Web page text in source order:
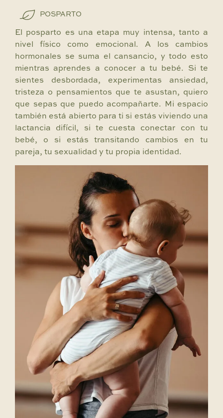
POSPARTO
El posparto es una etapa muy intensa, tanto a
nivel físico como emocional. A los cambios
hormonales se suma el cansancio, y todo esto
mientras aprendes a conocer a tu bebé. Si te
sientes desbordada, experimentas ansiedad,
tristeza o pensamientos que te asustan, quiero
que sepas que puedo acompañarte. Mi espacio
también está abierto para ti si estás viviendo una
lactancia difícil, si te cuesta conectar con tu
bebé, o si estás transitando cambios en tu
pareja, tu sexualidad y tu propia identidad.